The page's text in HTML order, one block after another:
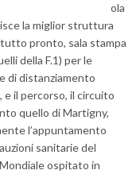
ola
la miglior struttura
pronto, sala stampa
della F.1) per le
di distanziamento
e il percorso, il circuito
quello di Martigny,
l’appuntamento
sanitarie del
ospitato in